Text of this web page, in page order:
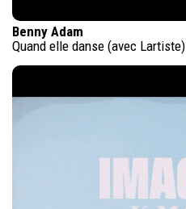
Benny Adam
Quand elle danse (avec Lartiste)